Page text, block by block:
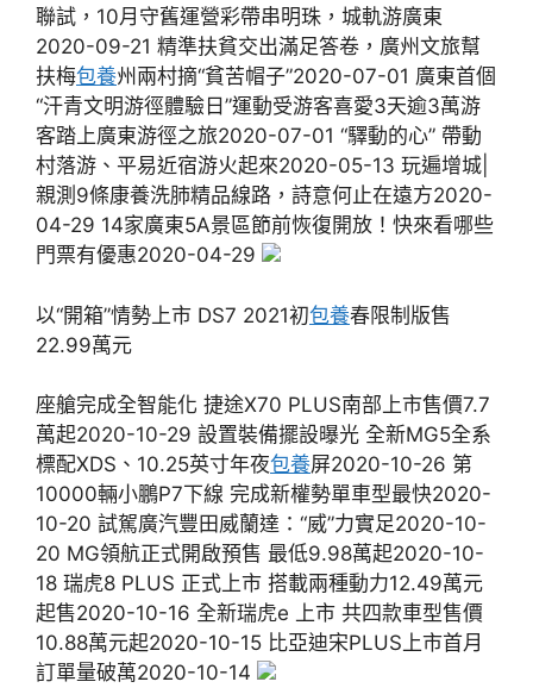
聯試，10月守舊運營彩帶串明珠，城軌游廣東
2020-09-21 精準扶貧交出滿足答卷，廣州文旅幫
扶梅包養州兩村摘“貧苦帽子”2020-07-01 廣東首個
“汗青文明游徑體驗日”運動受游客喜愛3天逾3萬游
客踏上廣東游徑之旅2020-07-01 “驛動的心” 帶動
村落游、平易近宿游火起來2020-05-13 玩遍增城|
親測9條康養洗肺精品線路，詩意何止在遠方2020-
04-29 14家廣東5A景區節前恢復開放！快來看哪些
門票有優惠2020-04-29
​以“開箱”情勢上市 DS7 2021初包養春限制版售
22.99萬元
座艙完成全智能化 捷途X70 PLUS南部上市售價7.7
萬起2020-10-29 設置裝備擺設曝光 全新MG5全系
標配XDS、10.25英寸年夜包養屏2020-10-26 第
10000輛小鵬P7下線 完成新權勢單車型最快2020-
10-20 試駕廣汽豐田威蘭達：“威”力實足2020-10-
20 MG領航正式開啟預售 最低9.98萬起2020-10-
18 瑞虎8 PLUS 正式上市 搭載兩種動力12.49萬元
起售2020-10-16 全新瑞虎e 上市 共四款車型售價
10.88萬元起2020-10-15 比亞迪宋PLUS上市首月
訂單量破萬2020-10-14